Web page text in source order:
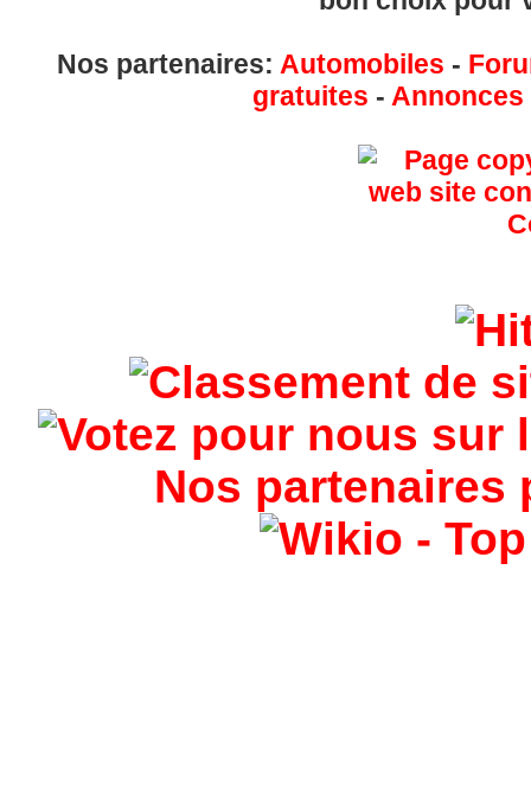
Nos partenaires: Automobiles -
gratuites -
Nos partenaires